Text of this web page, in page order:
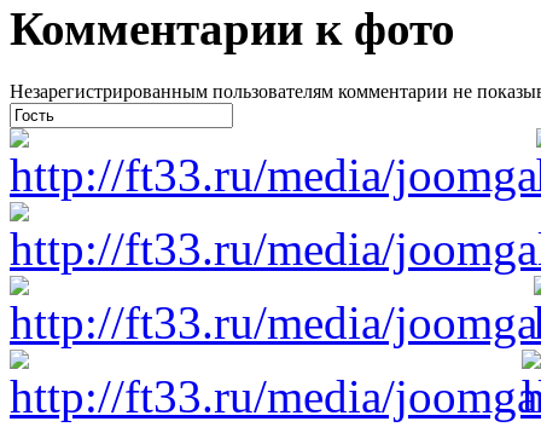
Комментарии к фото
Незарегистрированным пользователям комментарии не